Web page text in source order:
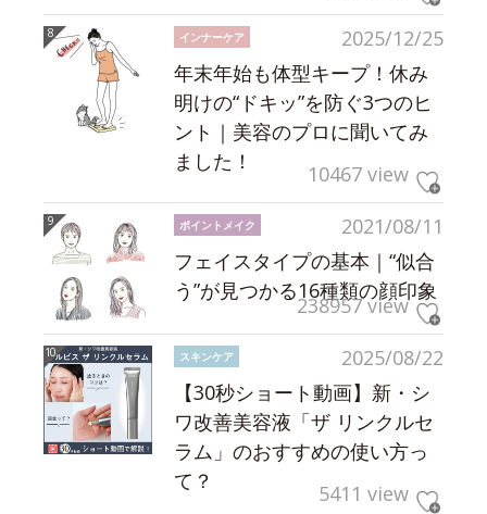
2025/12/25
インナーケア
年末年始も体型キープ！休み
明けの“ドキッ”を防ぐ3つのヒ
ント｜美容のプロに聞いてみ
ました！
10467 view
2021/08/11
ポイントメイク
フェイスタイプの基本｜“似合
う”が見つかる16種類の顔印象
238957 view
2025/08/22
スキンケア
【30秒ショート動画】新・シ
ワ改善美容液「ザ リンクルセ
ラム」のおすすめの使い方っ
て？
5411 view